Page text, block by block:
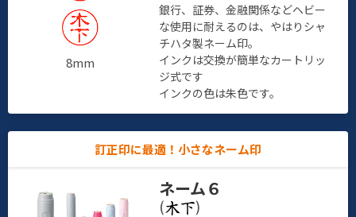
8mm
銀行、証券、金融関係などヘビー
な使用に耐えるのは、やはりシャ
チハタ製ネーム印。
インクは交換が簡単なカートリッ
ジ式です
インクの色は朱色です。
訂正印に最適！小さなネーム印
ネーム６
(
)